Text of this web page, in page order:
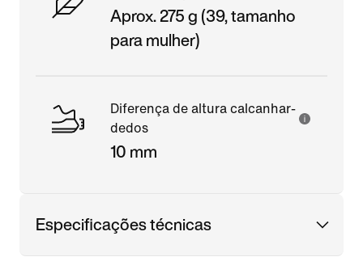
Aprox. 275 g (39, tamanho
para mulher)
Diferença de altura calcanhar-
dedos
10 mm
Especificações técnicas